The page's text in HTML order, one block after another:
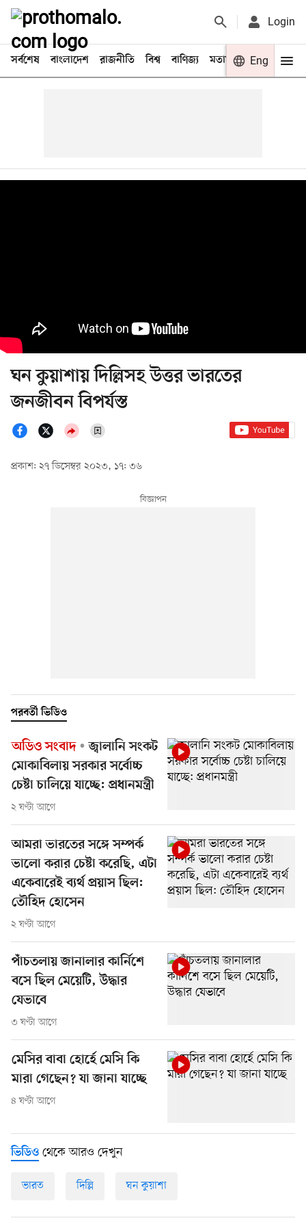
Login
সর্বশেষ বাংলাদেশ রাজনীতি বিশ্ব বাণিজ্য মতামত খেলা
Eng
ঘন কুয়াশায় দিল্লিসহ উত্তর ভারতের
জনজীবন বিপর্যস্ত
প্রকাশ: ২৭ ডিসেম্বর ২০২৩, ১৭: ৩৬
পরবর্তী ভিডিও
অডিও সংবাদ
জ্বালানি সংকট
মোকাবিলায় সরকার সর্বোচ্চ
চেষ্টা চালিয়ে যাচ্ছে: প্রধানমন্ত্রী
২ ঘণ্টা আগে
আমরা ভারতের সঙ্গে সম্পর্ক
ভালো করার চেষ্টা করেছি, এটা
একেবারেই ব্যর্থ প্রয়াস ছিল:
তৌহিদ হোসেন
২ ঘণ্টা আগে
পাঁচতলায় জানালার কার্নিশে
বসে ছিল মেয়েটি, উদ্ধার
যেভাবে
৩ ঘণ্টা আগে
মেসির বাবা হোর্হে মেসি কি
মারা গেছেন? যা জানা যাচ্ছে
৪ ঘণ্টা আগে
ভিডিও থেকে আরও দেখুন
ভারত দিল্লি ঘন কুয়াশা